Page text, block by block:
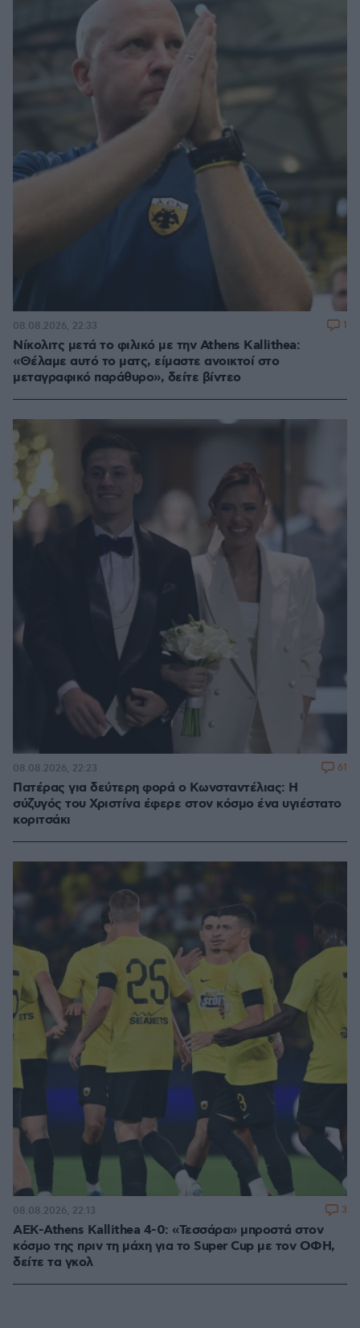
Νίκολιτς μετά το φιλικό με την Athens Kallithea:
«Θέλαμε αυτό το ματς, είμαστε ανοικτοί στο
μεταγραφικό παράθυρο», δείτε βίντεο
08.08.2026, 22:33 1
Πατέρας για δεύτερη φορά ο Κωνσταντέλιας: Η
σύζυγός του Χριστίνα έφερε στον κόσμο ένα υγιέστατο
κοριτσάκι
08.08.2026, 22:23 61
ΑΕΚ-Athens Kallithea 4-0: «Τεσσάρα» μπροστά στον
κόσμο της πριν τη μάχη για το Super Cup με τον ΟΦΗ,
δείτε τα γκολ
08.08.2026, 22:13 3